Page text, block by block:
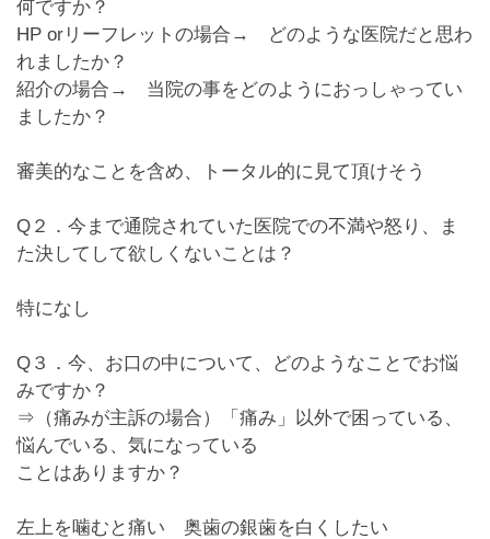
何ですか？
HP orリーフレットの場合→ どのような医院だと思わ
れましたか？
紹介の場合→ 当院の事をどのようにおっしゃってい
ましたか？
審美的なことを含め、トータル的に見て頂けそう
Q２．今まで通院されていた医院での不満や怒り、ま
た決してして欲しくないことは？
特になし
Q３．今、お口の中について、どのようなことでお悩
みですか？
⇒（痛みが主訴の場合）「痛み」以外で困っている、
悩んでいる、気になっている
ことはありますか？
左上を噛むと痛い 奥歯の銀歯を白くしたい